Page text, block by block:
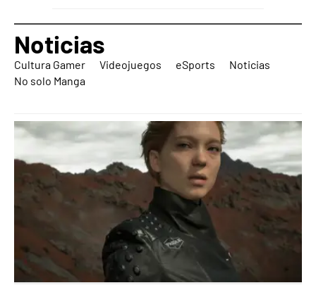
Noticias
Cultura Gamer Videojuegos eSports
Noticias
No solo Manga